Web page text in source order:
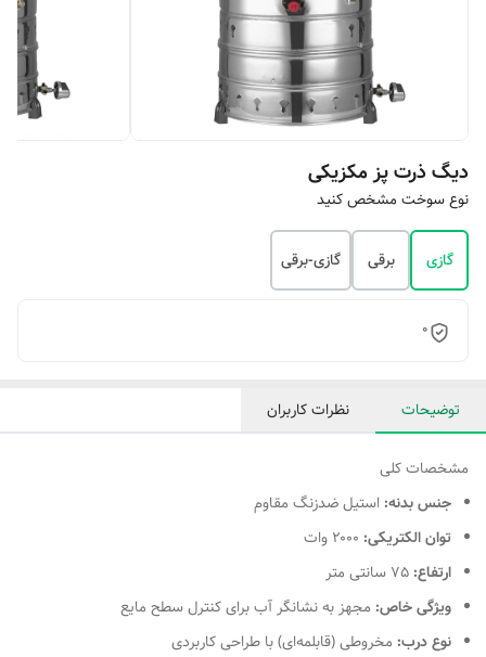
دیگ ذرت پز مکزیکی
نوع سوخت مشخص کنید
گازی برقی گازی-برقی
0
توضیحات نظرات کاربران
مشخصات کلی
جنس بدنه: استیل ضدزنگ مقاوم
توان الکتریکی:
ارتفاع:
ویژگی خاص: مجهز به نشانگر آب برای کنترل سطح مایع
نوع درب: مخروطی (قابلمه‌ای) با طراحی کاربردی